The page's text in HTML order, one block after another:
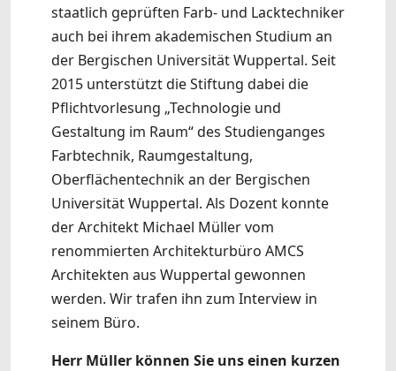
staatlich geprüften Farb- und Lacktechniker
auch bei ihrem akademischen Studium an
der Bergischen Universität Wuppertal. Seit
2015 unterstützt die Stiftung dabei die
Pflichtvorlesung „Technologie und
Gestaltung im Raum“ des Studienganges
Farbtechnik, Raumgestaltung,
Oberflächentechnik an der Bergischen
Universität Wuppertal. Als Dozent konnte
der Architekt Michael Müller vom
renommierten Architekturbüro AMCS
Architekten aus Wuppertal gewonnen
werden. Wir trafen ihn zum Interview in
seinem Büro.
Herr Müller können Sie uns einen kurzen